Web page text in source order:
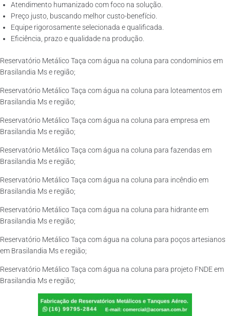
Atendimento humanizado com foco na solução.
Preço justo, buscando melhor custo-benefício.
Equipe rigorosamente selecionada e qualificada.
Eficiência, prazo e qualidade na produção.
Reservatório Metálico Taça com água na coluna para condomínios em
Brasilandia Ms e região;
Reservatório Metálico Taça com água na coluna para loteamentos em
Brasilandia Ms e região;
Reservatório Metálico Taça com água na coluna para empresa em
Brasilandia Ms e região;
Reservatório Metálico Taça com água na coluna para fazendas em
Brasilandia Ms e região;
Reservatório Metálico Taça com água na coluna para incêndio em
Brasilandia Ms e região;
Reservatório Metálico Taça com água na coluna para hidrante em
Brasilandia Ms e região;
Reservatório Metálico Taça com água na coluna para poços artesianos
em Brasilandia Ms e região;
Reservatório Metálico Taça com água na coluna para projeto FNDE em
Brasilandia Ms e região;